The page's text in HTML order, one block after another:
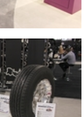
Vicino